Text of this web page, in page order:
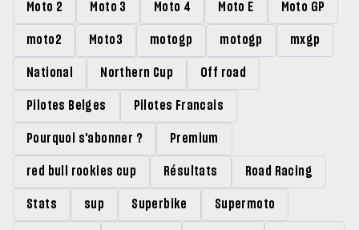
Moto 2 Moto 3 Moto 4 Moto E Moto GP
moto2 Moto3 motogp motogp mxgp
National Northern Cup Off road
Pilotes Belges Pilotes Francais
Pourquoi s'abonner ? Premium
red bull rookies cup Résultats Road Racing
Stats sup Superbike Supermoto